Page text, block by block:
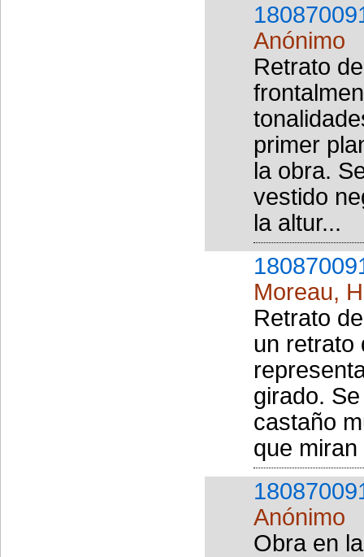
Anónimo
Retrato
primer
la obra.
vestido
la altur...
Moreau,
Retrato
un retrato
girado.
castaño
que
Anónimo
Obra en